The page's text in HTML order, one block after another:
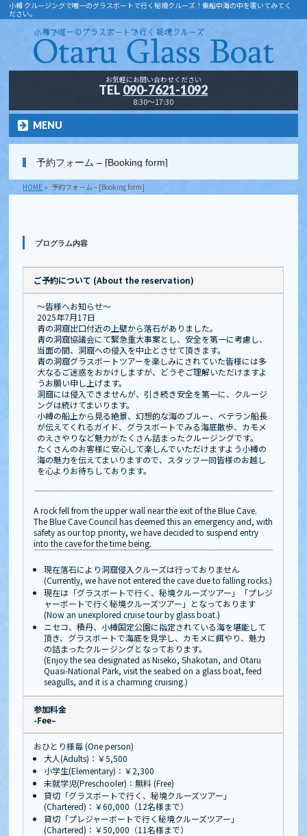
小樽 クルージングで唯一のグラスボートで行く秘境クルーズ！乗船中海の中を覗いてみてく
ださい。
お気軽にお問い合わせください
TEL 090-7621-1092
8:30～17:30
MENU
予約フォーム – [Booking form]
HOME » 予約フォーム – [Booking form]
プログラム内容
ご予約について (About the reservation)
～皆様へお知らせ～
2025年7月17日
青の洞窟出口付近の上壁から落石がありました。
青の洞窟協議会にて緊急重大事案とし、安全を第一に考慮し、
当面の間、洞窟への侵入を中止とさせて頂きます。
青の洞窟グラスボートツアーを楽しみにされていた皆様には多
大なるご迷惑をおかけしますが、どうぞご理解いただけますよ
うお願い申し上げます。
洞窟には侵入できませんが、引き続き安全を第一に、クルージ
ングは続けてまいります。
小樽の船上から見る絶景、幻想的な海のブルー、ベテラン船長
が伝えてくれるガイド、グラスボートでみる海底散歩、カモメ
のえさやりなど魅力がたくさん詰まったクルージングです。
たくさんのお客様に安心して楽しんでいただけますよう小樽の
海の魅力を伝えてまいりますので、スタッフ一同皆様のお越し
を心よりお待ちしております。
A rock fell from the upper wall near the exit of the Blue Cave.
The Blue Cave Council has deemed this an emergency and, with
safety as our top priority, we have decided to suspend entry
into the cave for the time being.
現在落石により洞窟侵入クルーズは行っておりません
(Currently, we have not entered the cave due to falling rocks.)
現在は「グラスボートで行く、秘境クルーズツアー」「プレジ
ャーボートで行く秘境クルーズツアー」となっております
(Now an unexplored cruise tour by glass boat.)
ニセコ、積丹、小樽国定公園に指定されている海を堪能して
頂き、グラスボートで海底を見学し、カモメに餌やり、魅力
の詰まったクルージングとなっております。
(Enjoy the sea designated as Niseko, Shakotan, and Otaru
Quasi-National Park, visit the seabed on a glass boat, feed
seagulls, and it is a charming cruising.)
参加料金
-Fee–
おひとり様毎 (One person)
大人(Adults)：￥5,500
小学生(Elementary)：￥2,300
未就学児(Preschooler)：無料 (Free)
貸切「グラスボートで行く、秘境クルーズツアー」
(Chartered)：￥60,000（12名様まで）
貸切「プレジャーボートで行く秘境クルーズツアー」
(Chartered)：￥50,000（11名様まで）